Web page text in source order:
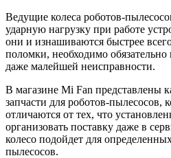
Ведущие колеса роботов-
ударную нагрузку при работе
они и изнашиваются быстрее
поломки, необходимо обязательно
даже малейшей неисправности.
В магазине Mi Fan представлены
запчасти для роботов-пылесосов,
отличаются от тех, что
организовать поставку даже в
колесо подойдет для
пылесосов.